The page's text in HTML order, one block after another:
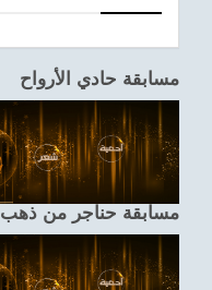
مسابقة حادي الأرواح
مسابقة حناجر من ذهب